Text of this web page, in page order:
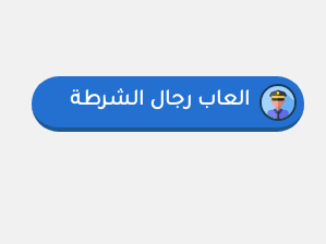
العاب رجال الشرطة